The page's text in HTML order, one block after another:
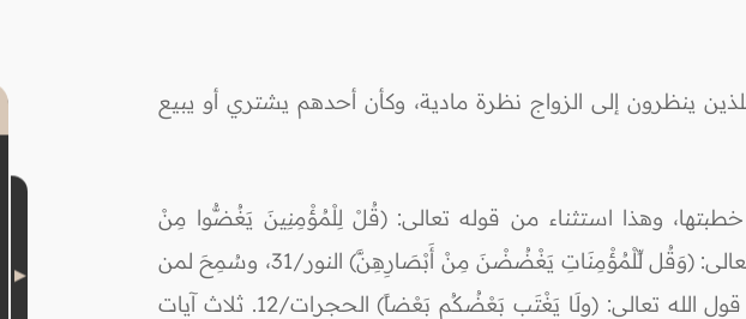
ينظرون إلى الزواج نظرة مادية، وكأن أحدهم يشتري أو يبيع
وهذا استثناء من قوله تعالى: (قُلْ لِلْمُؤْمِنِينَ يَغُضُّوا مِنْ
أَبْصَارِهِمْ) النور/30، وسُمِحَ للمرأة أن تنظر لمن يريد خطبتها، وهذا استثناء من قوله تعالى: (وَقُل لِّلْمُؤْمِنَاتِ يَغْضُضْنَ مِنْ أَبْصَارِهِنَّ) النور/31، وسُمِحَ لمن
يُستشار في أحد الخاطبين أن يذكر معايبه إذا اقتضى الأمر، وهذا أيضاً استثناء من قول الله تعالى: (ولَا يَغْتَب بَعْضُكُم بَعْضاً) الحجرات/12. ثلاث آيات